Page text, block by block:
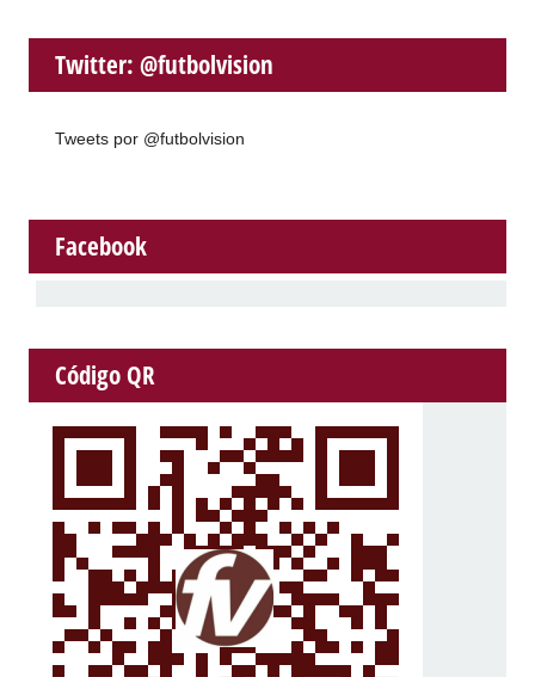
Twitter: @futbolvision
Tweets por @futbolvision
Facebook
Código QR